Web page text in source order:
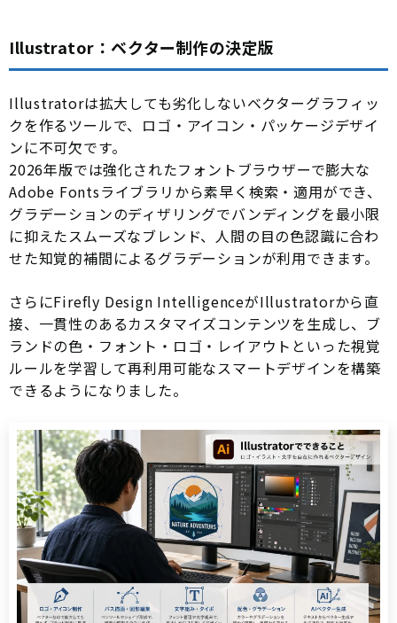
Illustrator：ベクター制作の決定版
Illustratorは拡大しても劣化しないベクターグラフィッ
クを作るツールで、ロゴ・アイコン・パッケージデザイ
ンに不可欠です。
2026年版では強化されたフォントブラウザーで膨大な
Adobe Fontsライブラリから素早く検索・適用ができ、
グラデーションのディザリングでバンディングを最小限
に抑えたスムーズなブレンド、人間の目の色認識に合わ
せた知覚的補間によるグラデーションが利用できます。
さらにFirefly Design IntelligenceがIllustratorから直
接、一貫性のあるカスタマイズコンテンツを生成し、ブ
ランドの色・フォント・ロゴ・レイアウトといった視覚
ルールを学習して再利用可能なスマートデザインを構築
できるようになりました。